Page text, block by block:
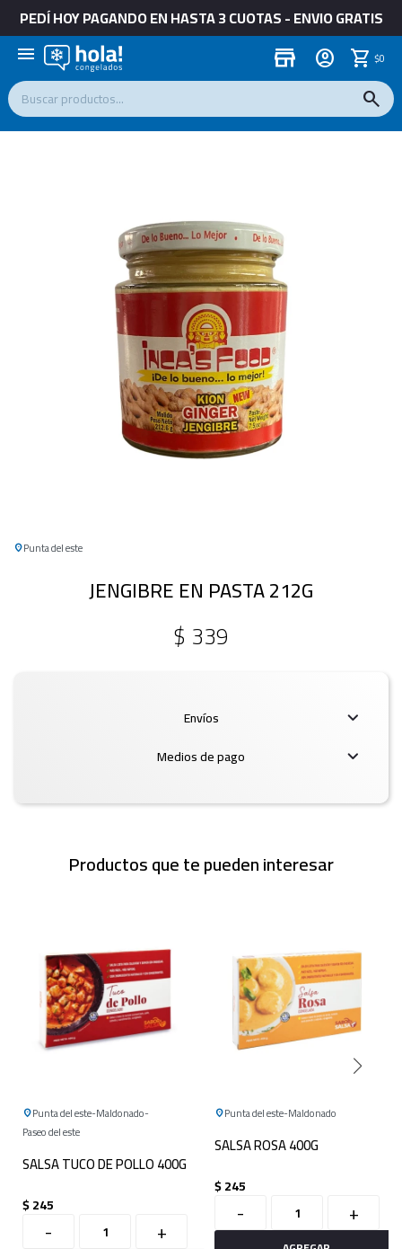
PEDÍ HOY PAGANDO EN HASTA 3 CUOTAS - ENVIO GRATIS
menu store $0
Punta del este
JENGIBRE EN PASTA 212G
$ 339
Envíos
Medios de pago
Productos que te pueden interesar
Punta del este Maldonado
Paseo del este
SALSA TUCO DE POLLO 400G
$245
- +
Punta del este Maldonado
SALSA ROSA 400G
$245
- +